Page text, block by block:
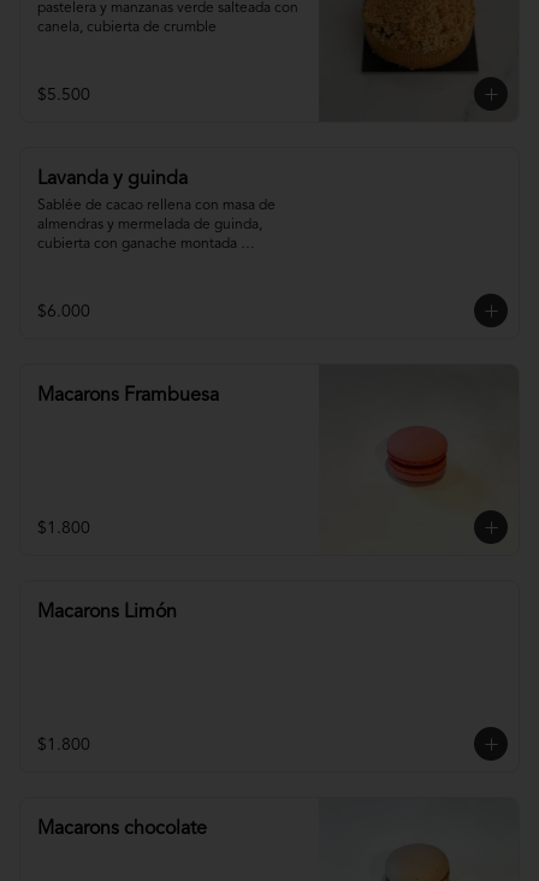
pastelera y manzanas verde salteada con
canela, cubierta de crumble
$5.500
Lavanda y guinda
Sablée de cacao rellena con masa de
almendras y mermelada de guinda,
cubierta con ganache montada
$6.000
Macarons Frambuesa
$1.800
Macarons Limón
$1.800
Macarons chocolate